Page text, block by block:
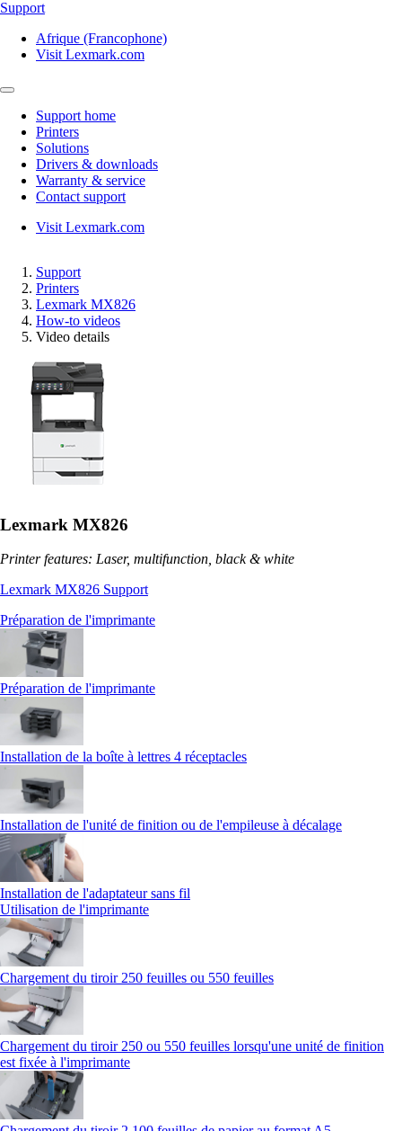
Support
Afrique (Francophone)
Visit Lexmark.com
Support home
Printers
Solutions
Drivers & downloads
Warranty & service
Contact support
Visit Lexmark.com
Support
Printers
Lexmark MX826
How-to videos
Video details
Lexmark MX826
Printer features: Laser, multifunction, black & white
Lexmark MX826 Support
Préparation de l'imprimante
Préparation de l'imprimante
Installation de la boîte à lettres 4 réceptacles
Installation de l'unité de finition ou de l'empileuse à décalage
Installation de l'adaptateur sans fil
Utilisation de l'imprimante
Chargement du tiroir 250 feuilles ou 550 feuilles
Chargement du tiroir 250 ou 550 feuilles lorsqu'une unité de finition
est fixée à l'imprimante